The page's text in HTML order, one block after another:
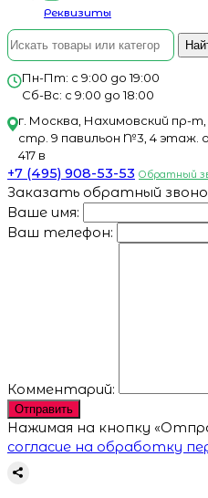
Реквизиты
Пн-Пт: с 9:00 до 19:00
Сб-Вс: с 9:00 до 18:00
г. Москва, Нахимовский пр-т,
стр. 9 павильон №3, 4 этаж.
417 в
+7 (495) 908-53-53 Обратный
Заказать обратный
Ваше имя:
Ваш телефон:
Комментарий:
Отправить
Нажимая на кнопку
согласие на обработку